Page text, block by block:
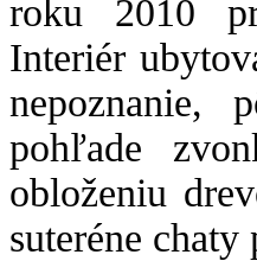
roku 2010
Interiér
nepoznanie,
pohľade
obloženiu
suteréne